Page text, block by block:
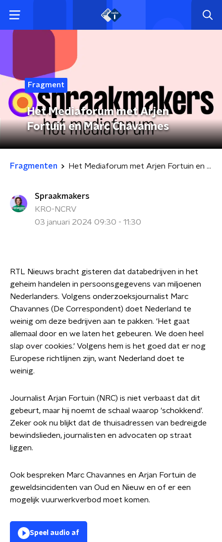
Fragment
Het Mediaforum met Arjen
Fortuin en Marc Chavannes
Fragmenten Het Mediaforum met Arjen Fortuin en Marc Chavannes
Spraakmakers
KRO-NCRV
03 januari 2024 09:30 - 11:30
RTL Nieuws bracht gisteren dat databedrijven in het
geheim handelen in persoonsgegevens van miljoenen
Nederlanders. Volgens onderzoeksjournalist Marc
Chavannes (De Correspondent) doet Nederland te
weinig om deze bedrijven aan te pakken. 'Het gaat
allemaal door en we laten het gebeuren. We doen heel
slap over cookies.' Volgens hem is het goed dat er nog
Europese richtlijnen zijn, want Nederland doet te
weinig.
Journalist Arjan Fortuin (NRC) is niet verbaast dat dit
gebeurt, maar hij noemt de schaal waarop 'schokkend'.
Zeker ook nu blijkt dat de thuisadressen van bedreigde
bewindslieden, journalisten en advocaten op straat
liggen.
Ook bespreken Marc Chavannes en Arjan Fortuin de
geweldsincidenten van Oud en Nieuw en of er een
mogelijk vuurwerkverbod moet komen.
Speel audio af